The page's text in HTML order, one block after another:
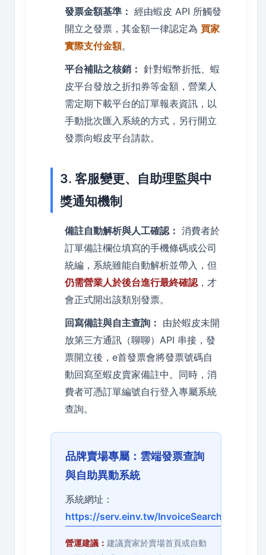
發票金額基準： 經由蝦皮 API 所觸發
開立之發票，其金額一律認定為 買家
實際支付金額。
平台補貼之核銷： 針對蝦幣折抵、蝦
皮平台發放之折扣券等金額，營業人
需定期下載平台的訂單報表資訊，以
手動批次匯入系統的方式，另行開立
發票向蝦皮平台請款。
3. 客服變更、自助理監與中
獎通知機制
備註自動解析與人工確認： 消費者於
訂單備註欄位填寫的手機條碼或公司
統編，系統雖能自動解析並帶入，但
仍需營業人於後台進行最終確認，才
會正式開出該類別發票。
回寫備註與自主查詢： 由於蝦皮未開
放第三方通訊（聊聊）API 串接，發
票開立後，e首發票會將發票號碼自
動回寫至蝦皮賣家備註中。同時，消
費者可憑訂單編號自行登入專屬系統
查詢。
品牌賣場專屬：雲端發票查詢
與自助異動系統
系統網址：
https://serv.einv.tw/InvoiceSearch.html
營運建議： 建議賣家於賣場首頁或自動